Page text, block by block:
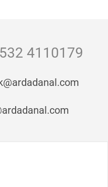
4110179